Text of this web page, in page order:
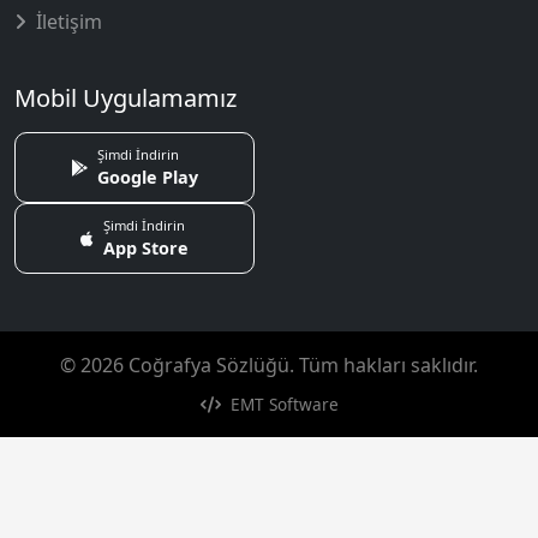
İletişim
Mobil Uygulamamız
Şimdi İndirin
Google Play
Şimdi İndirin
App Store
© 2026 Coğrafya Sözlüğü. Tüm hakları saklıdır.
EMT Software